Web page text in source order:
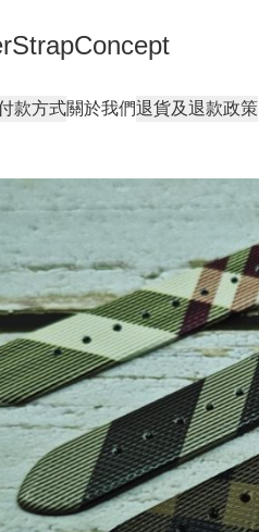
款方式關於我們退貨及退款政策